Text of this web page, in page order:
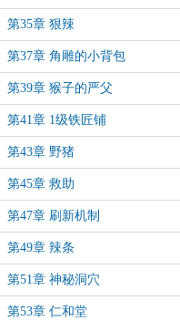
第35章 狠辣
第37章 角雕的小背包
第39章 猴子的严父
第41章 1级铁匠铺
第43章 野猪
第45章 救助
第47章 刷新机制
第49章 辣条
第51章 神秘洞穴
第53章 仁和堂